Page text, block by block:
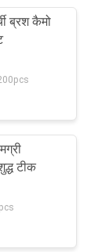
ब्रश कैमो
टीक